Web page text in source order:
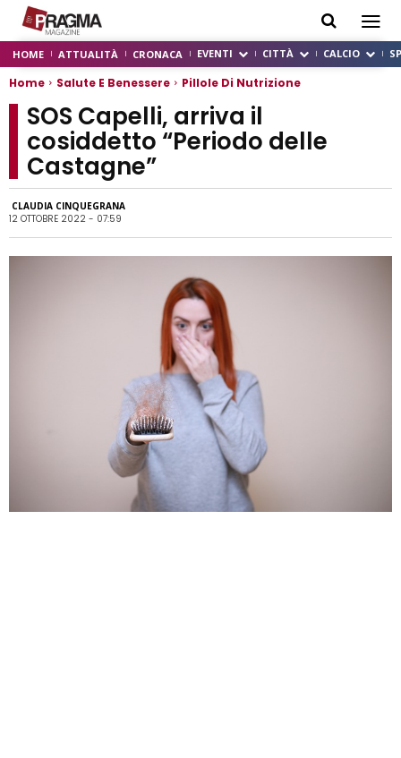
HOME ATTUALITÀ CRONACA EVENTI CITTÀ CALCIO
Home Salute E Benessere Pillole Di Nutrizione
SOS Capelli, arriva il
cosiddetto “Periodo delle
Castagne”
CLAUDIA CINQUEGRANA
12 OTTOBRE 2022 - 07:59